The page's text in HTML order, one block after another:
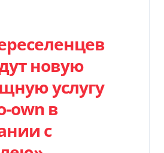
новую
услугу
own в
с